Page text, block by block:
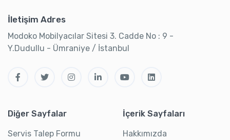
İletişim Adres
Modoko Mobilyacılar Sitesi 3. Cadde No : 9 -
Y.Dudullu - Ümraniye / İstanbul
Diğer Sayfalar
Servis Talep Formu
İçerik Sayfaları
Hakkımızda